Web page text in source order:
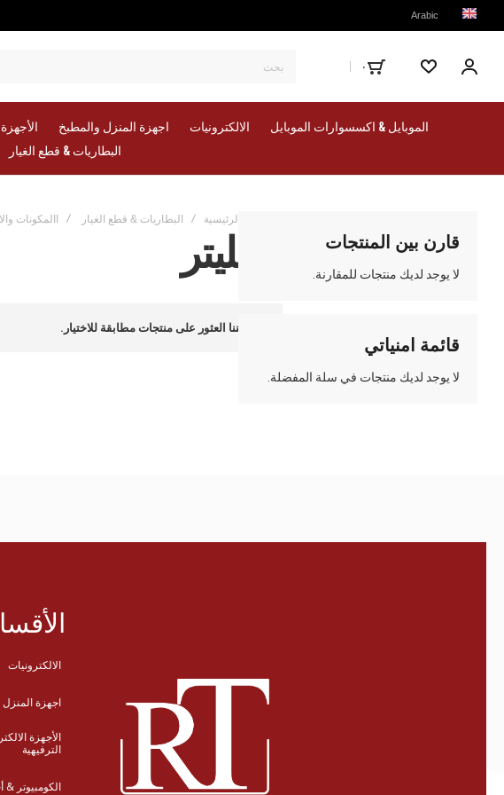
Arabic
حسابيالمفضلة ٠
الموبايل & اكسسوارات الموبايل الالكترونيات اجهزة المنزل والمطبخ
البطاريات & قطع الغيار
الصفحة الرئيسية البطاريات & قطع الغيار االمكونات
سبليتر
لا يمكننا العثور على منتجات مطابقة للاختيار.
قارن بين المنتجات
لا يوجد لديك منتجات للمقارنة.
قائمة امنياتي
لا يوجد لديك منتجات في سلة المفضلة.
الالكترونيات
اجهزة
الأجهزة
الترفيهية
الكومبيوتر